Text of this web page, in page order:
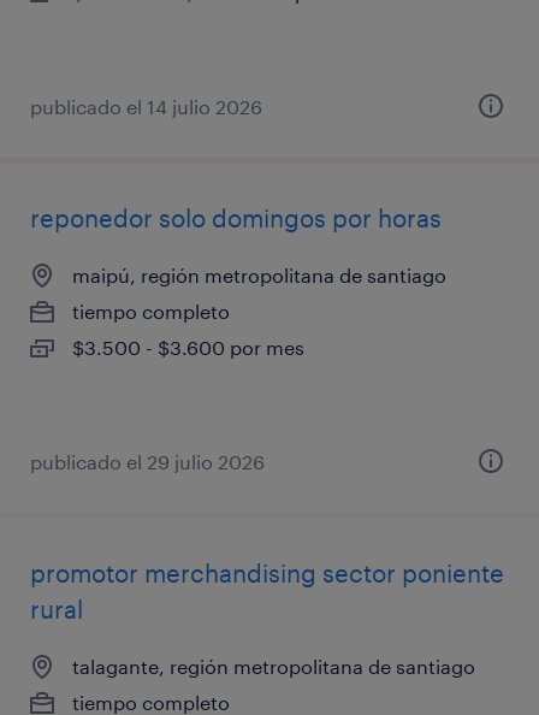
publicado el 14 julio 2026
reponedor solo domingos por horas
maipú, región metropolitana de santiago
tiempo completo
$3.500 - $3.600 por mes
publicado el 29 julio 2026
promotor merchandising sector poniente
rural
talagante, región metropolitana de santiago
tiempo completo